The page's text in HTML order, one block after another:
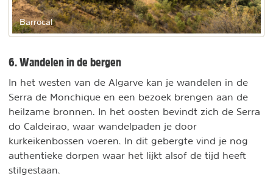
Barrocal
6. Wandelen in de bergen
In het westen van de Algarve kan je wandelen in de
Serra de Monchique en een bezoek brengen aan de
heilzame bronnen. In het oosten bevindt zich de Serra
do Caldeirao, waar wandelpaden je door
kurkeikenbossen voeren. In dit gebergte vind je nog
authentieke dorpen waar het lijkt alsof de tijd heeft
stilgestaan.